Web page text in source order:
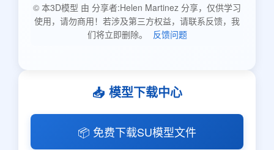
© 本3D模型 由 分享者:Helen Martinez 分享，仅供学习
使用，请勿商用！若涉及第三方权益，请联系反馈，我
们将立即删除。
反馈问题
📥 模型下载中心
📦 免费下载SU模型文件